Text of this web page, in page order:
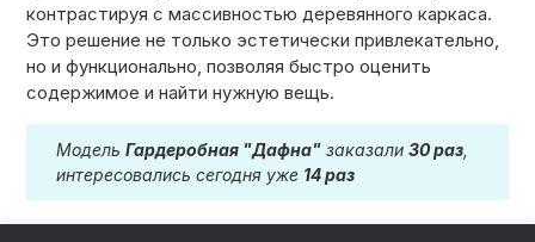
контрастируя с массивностью деревянного каркаса.
Это решение не только эстетически привлекательно,
но и функционально, позволяя быстро оценить
содержимое и найти нужную вещь.
МодельГардеробная "Дафна" заказали30 раз
интересовались сегодня уже 14 раз